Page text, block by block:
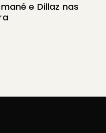
e Dillaz nas